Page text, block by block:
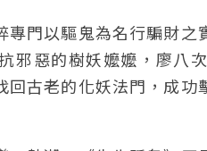
門以驅鬼為名行騙財
邪惡的樹妖嬤嬤，廖八
古老的化妖法門，成